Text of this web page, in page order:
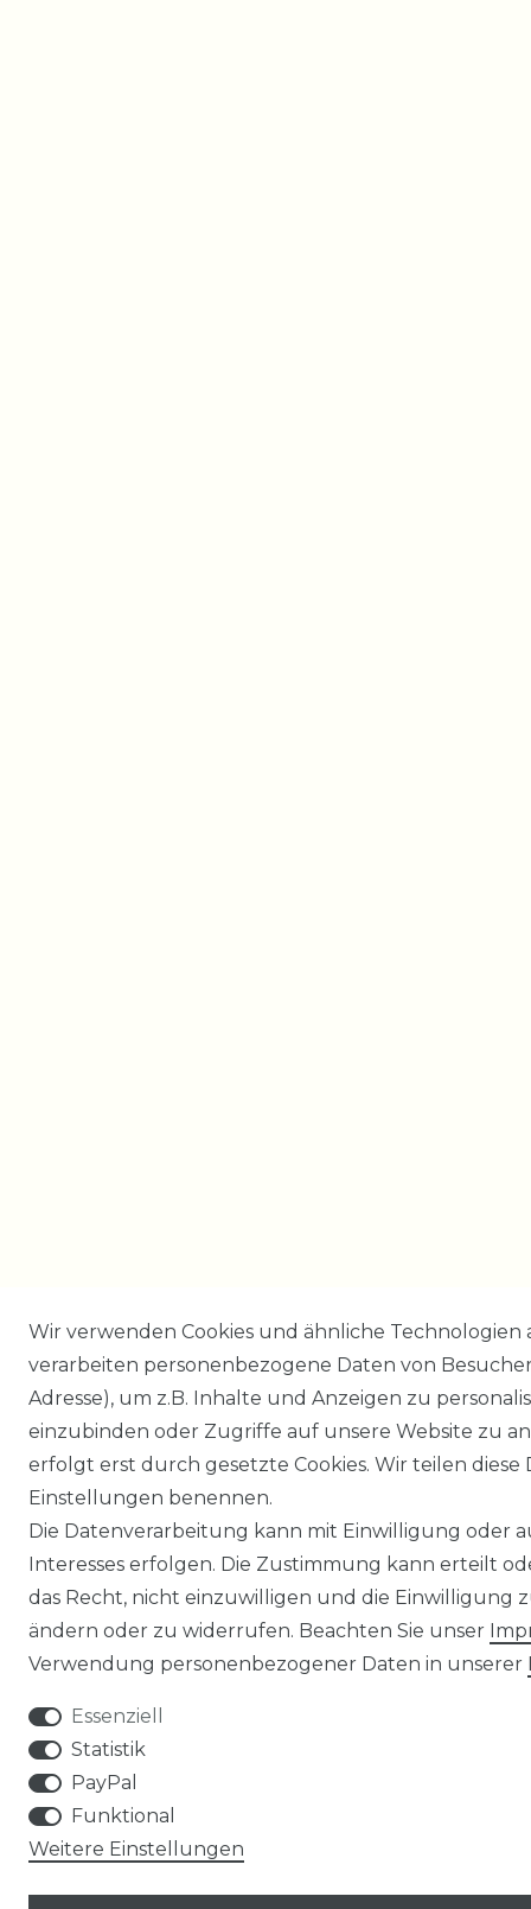
Wir verwenden Cookies und ähnliche
verarbeiten personenbezogene Daten von
Adresse), um z.B. Inhalte und Anzeigen zu
einzubinden oder Zugriffe auf unsere Website zu
erfolgt erst durch gesetzte Cookies. Wir teilen
Einstellungen benennen.
Die Datenverarbeitung kann mit Einwilligung oder
Interesses erfolgen. Die Zustimmung kann erteilt
das Recht, nicht einzuwilligen und die Einwilligung
ändern oder zu widerrufen. Beachten Sie unser
Verwendung personenbezogener Daten in unserer
Essenziell
Statistik
PayPal
Funktional
Weitere Einstellungen